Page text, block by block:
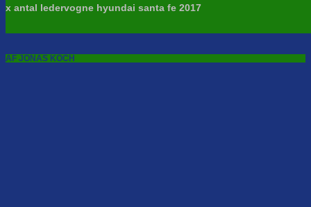
x antal ledervogne hyundai santa fe 2017
AF JONAS KOCH